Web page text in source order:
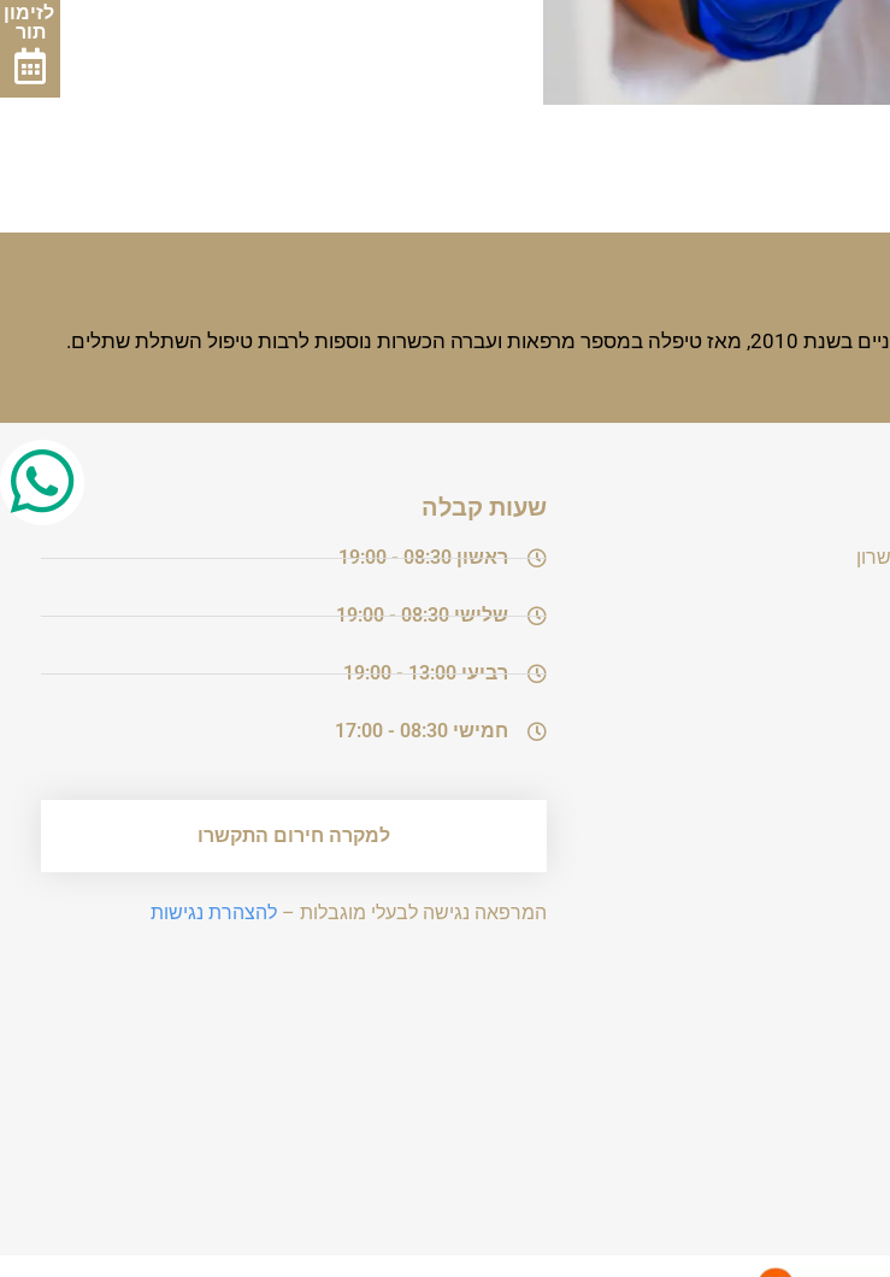
השתלת שתלים.
שעות קבלה
ראשון08:30 - 19:00
שלישי08:30 - 19:00
רביעי13:00 - 19:00
חמישי 08:30 - 17:00
למקרה חירום התקשרו
המרפאה נגישה לבעלי מוגבלות – להצהרת נגישות
לזימון
תור